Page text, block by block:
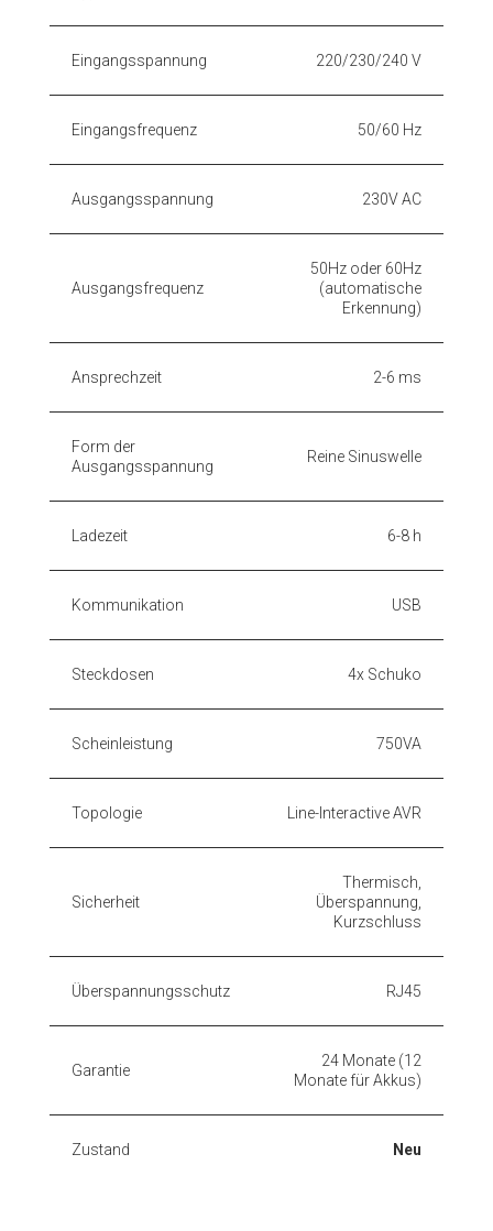
Eingangsspannung 220/230/240 V
Eingangsfrequenz 50/60 Hz
Ausgangsspannung 230V AC
Ausgangsfrequenz
50Hz oder 60Hz
(automatische
Erkennung)
Ansprechzeit 2-6 ms
Form der
Ausgangsspannung
Reine Sinuswelle
Ladezeit 6-8 h
Kommunikation USB
Steckdosen 4x Schuko
Scheinleistung 750VA
Topologie Line-Interactive AVR
Sicherheit
Thermisch,
Überspannung,
Kurzschluss
Überspannungsschutz RJ45
Garantie
24 Monate (12
Monate für Akkus)
Zustand Neu